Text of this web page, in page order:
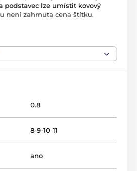
podstavec lze umístit kovový
není zahrnuta cena štítku.
Zimní sporty
0.8
8-9-10-11
ano